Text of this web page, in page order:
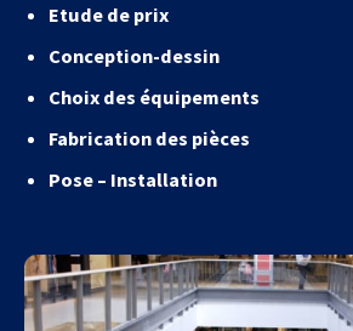
Etude de prix
Conception-dessin
Choix des équipements
Fabrication des pièces
Pose – Installation